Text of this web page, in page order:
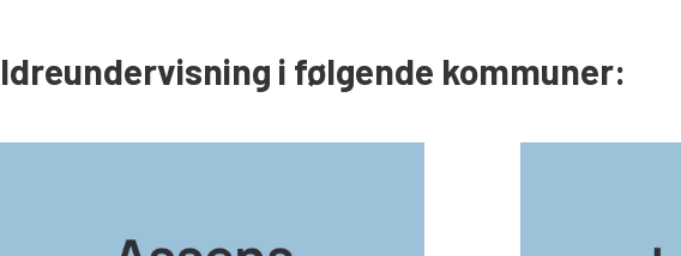
i følgende kommuner: